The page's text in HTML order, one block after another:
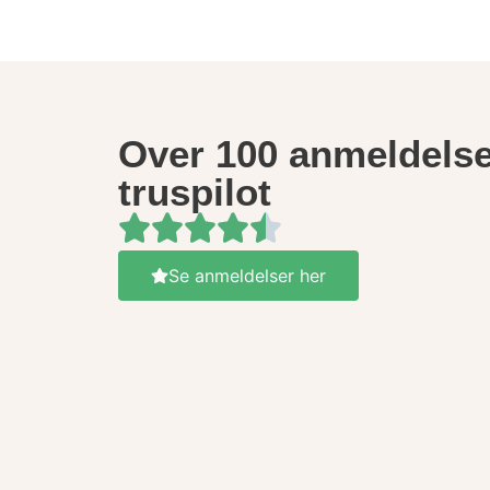
Over 100
truspilot
Se anmeldelser her